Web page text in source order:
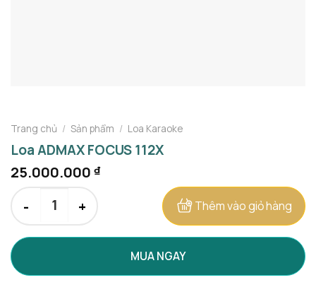
Trang chủ / Sản phẩm / Loa Karaoke
Loa ADMAX FOCUS 112X
25.000.000 ₫
Loa ADMAX FOCUS 112X số lượng
Thêm vào giỏ hàng
MUA NGAY